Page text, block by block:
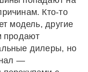
Кто-то
модель, другие
продают
дилеры, но
—